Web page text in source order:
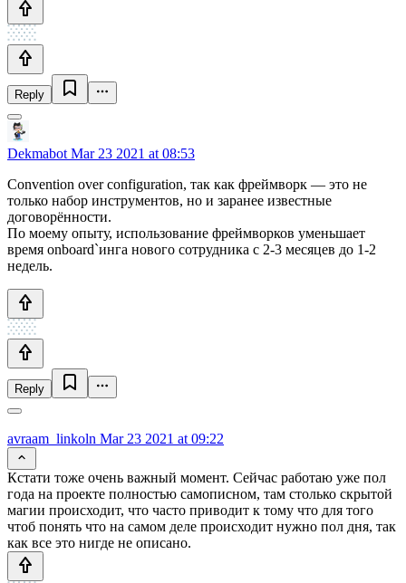
Reply
Dekmabot Mar 23 2021 at 08:53
Convention over configuration, так как фреймворк — это не
только набор инструментов, но и заранее известные
договорённости.
По моему опыту, использование фреймворков уменьшает
время onboard`инга нового сотрудника с 2-3 месяцев до 1-2
недель.
Reply
avraam_linkoln Mar 23 2021 at 09:22
Кстати тоже очень важный момент. Сейчас работаю уже пол
года на проекте полностью самописном, там столько скрытой
магии происходит, что часто приводит к тому что для того
чтоб понять что на самом деле происходит нужно пол дня, так
как все это нигде не описано.